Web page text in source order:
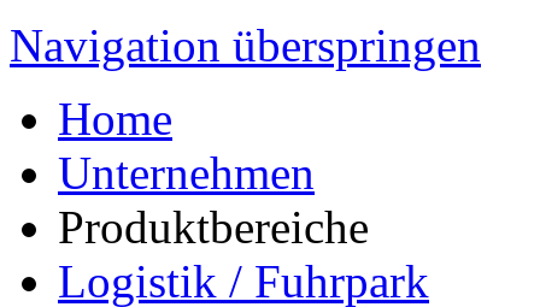
Navigation überspringen
Home
Unternehmen
Produktbereiche
Logistik / Fuhrpark